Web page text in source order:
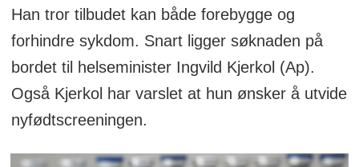
Han tror tilbudet kan både forebygge og
forhindre sykdom. Snart ligger søknaden på
bordet til helseminister Ingvild Kjerkol (Ap).
Også Kjerkol har varslet at hun ønsker å utvide
nyfødtscreeningen.